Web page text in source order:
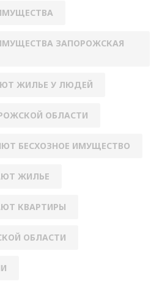
ЗАПОРОЖСКАЯ
ЖИЛЬЕ У ЛЮДЕЙ
ОБЛАСТИ
БЕСХОЗНОЕ ИМУЩЕСТВО
ЖИЛЬЕ
КВАРТИРЫ
ОБЛАСТИ